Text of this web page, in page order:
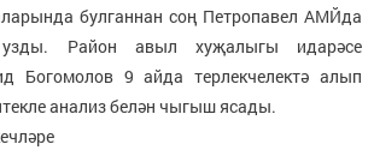
булганнан соң Петропавел АМЙда
Район авыл хуҗалыгы идарәсе
Богомолов 9 айда терлекчелектә алып
анализ белән чыгыш ясады.